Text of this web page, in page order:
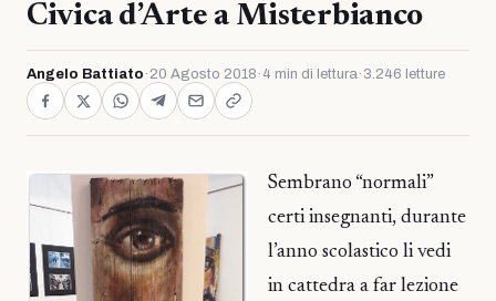
Civica d’Arte a Misterbianco
Angelo Battiato · 20 Agosto 2018 · 4 min di lettura· 3.246 letture
Sembrano “normali”
certi insegnanti, durante
l’anno scolastico li vedi
in cattedra a far lezione